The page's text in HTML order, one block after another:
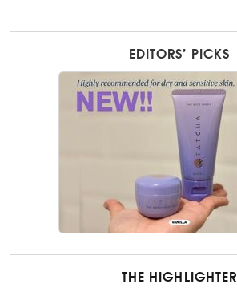
EDITORS’ PICKS
THE HIGHLIGHTER